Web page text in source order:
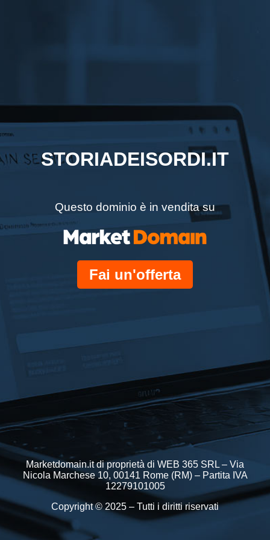
STORIADEISORDI.IT
Questo dominio è in vendita su
Fai un'offerta
Marketdomain.it di proprietà di WEB 365 SRL – Via
Nicola Marchese 10, 00141 Rome (RM) – Partita IVA
12279101005
Copyright © 2025 – Tutti i diritti riservati